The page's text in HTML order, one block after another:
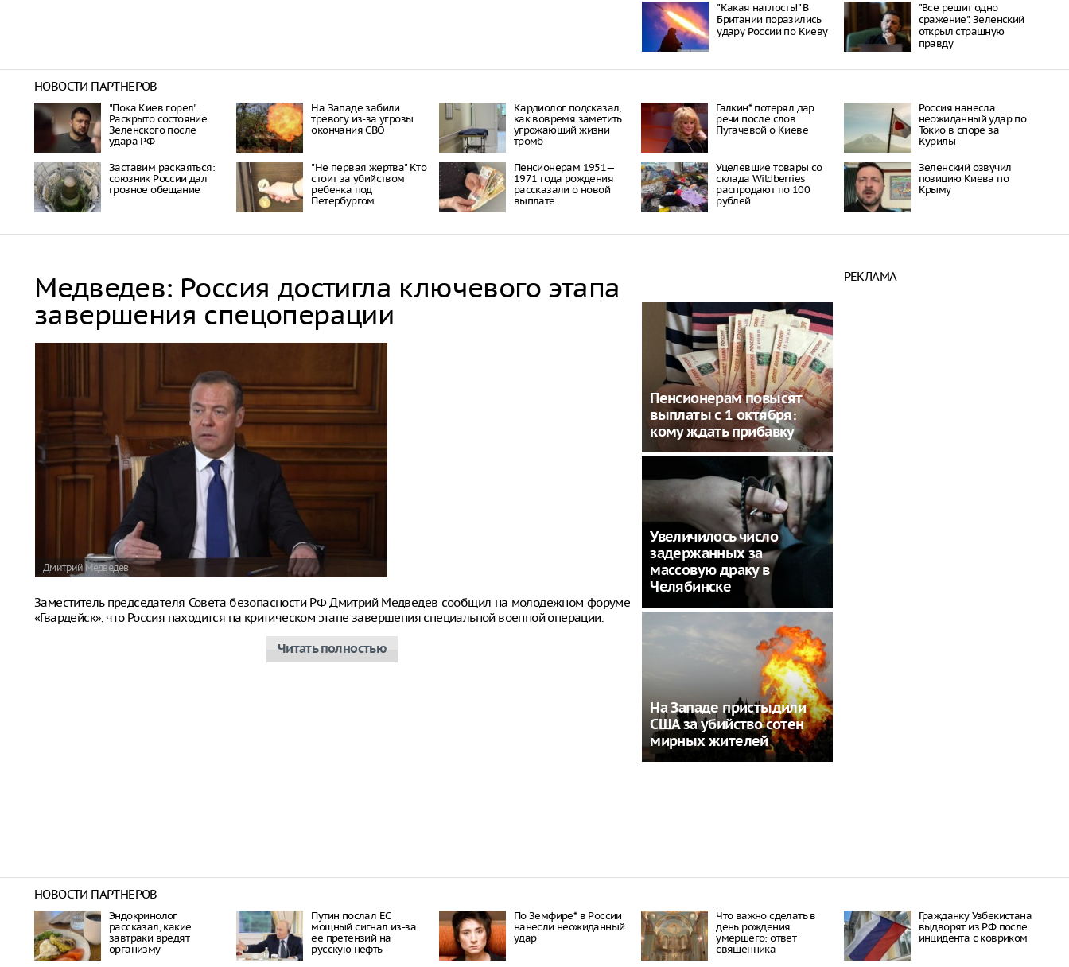
Узкие джинсы представляют угрозу
для здоровья мужчин в России
16:53
Открытие прорана в
Новороссийске: узкий проход
Новороссийск: часть Южного и
Центрального районов без света
"Какая наглость!" В
Британии поразились
удару России по Киеву
"Все решит одно
сражение". Зеленский
открыл страшную
правду
НОВОСТИ ПАРТНЕРОВ
"Пока Киев горел".
Раскрыто состояние
Зеленского после
удара РФ
На Западе забили
тревогу из-за угрозы
окончания СВО
Кардиолог подсказал,
как вовремя заметить
угрожающий жизни
тромб
Галкин* потерял дар
речи после слов
Пугачевой о Киеве
Россия нанесла
неожиданный удар по
Токио в споре за
Курилы
Заставим раскаяться:
союзник России дал
грозное обещание
"Не первая жертва" Кто
стоит за убийством
ребенка под
Петербургом
Пенсионерам 1951—
1971 года рождения
рассказали о новой
выплате
Уцелевшие товары со
склада Wildberries
распродают по 100
рублей
Зеленский озвучил
позицию Киева по
Крыму
Медведев: Россия достигла ключевого этапа
завершения спецоперации
Дмитрий Медведев
Заместитель председателя Совета безопасности РФ Дмитрий Медведев сообщил на молодежном форуме
«Гвардейск», что Россия находится на критическом этапе завершения специальной военной операции.
Читать полностью
Пенсионерам повысят
выплаты с 1 октября:
кому ждать прибавку
Увеличилось число
задержанных за
массовую драку в
Челябинске
На Западе пристыдили
США за убийство сотен
мирных жителей
РЕКЛАМА
НОВОСТИ ПАРТНЕРОВ
Эндокринолог
рассказал, какие
завтраки вредят
организму
Путин послал ЕС
мощный сигнал из-за
ее претензий на
русскую нефть
По Земфире* в России
нанесли неожиданный
удар
Что важно сделать в
день рождения
умершего: ответ
священника
Гражданку Узбекистана
выдворят из РФ после
инцидента с ковриком